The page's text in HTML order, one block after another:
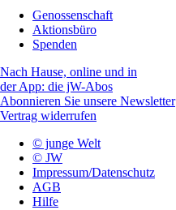
Genossenschaft
Aktionsbüro
Spenden
Nach Hause, online und in
der App: die jW-Abos
Abonnieren Sie unsere Newsletter
Vertrag widerrufen
© junge Welt
© JW
Impressum/Datenschutz
AGB
Hilfe